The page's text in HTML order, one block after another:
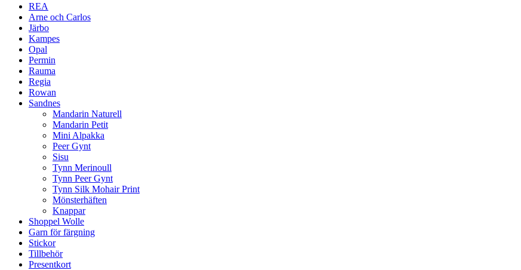
REA
Arne och Carlos
Järbo
Kampes
Opal
Permin
Rauma
Regia
Rowan
Sandnes
Mandarin Naturell
Mandarin Petit
Mini Alpakka
Peer Gynt
Sisu
Tynn Merinoull
Tynn Peer Gynt
Tynn Silk Mohair Print
Mönsterhäften
Knappar
Shoppel Wolle
Garn för färgning
Stickor
Tillbehör
Presentkort